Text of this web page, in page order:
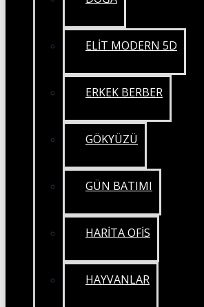
ELİT MODERN 5D
ERKEK BERBER
GÖKYÜZÜ
GÜN BATIMI
HARİTA OFİS
HAYVANLAR